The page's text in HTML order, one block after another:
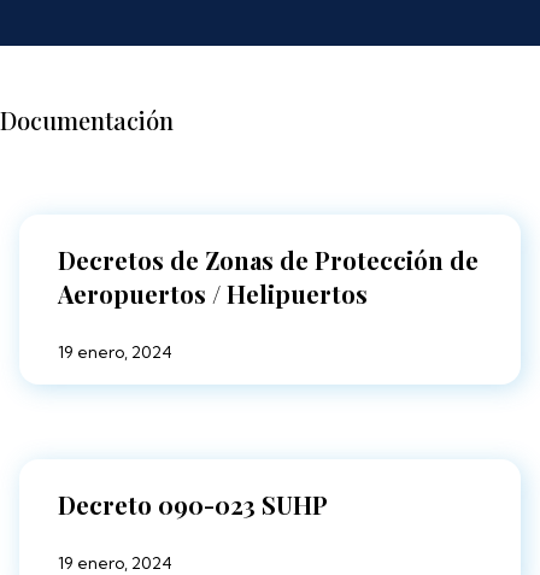
Documentación
Decretos de Zonas de Protección de
Aeropuertos / Helipuertos
19 enero, 2024
Decreto 090-023 SUHP
19 enero, 2024